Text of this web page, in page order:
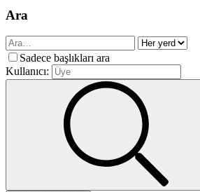
Ara
Sadece başlıkları ara
Kullanıcı: